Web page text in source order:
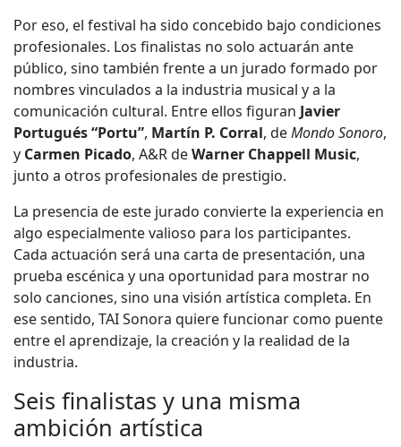
Por eso, el festival ha sido concebido bajo condiciones
profesionales. Los finalistas no solo actuarán ante
público, sino también frente a un jurado formado por
nombres vinculados a la industria musical y a la
comunicación cultural. Entre ellos figuran Javier
Portugués “Portu”, Martín P. Corral, deMondo Sonoro,
y Carmen Picado, A&R deWarner Chappell Music,
junto a otros profesionales de prestigio.
La presencia de este jurado convierte la experiencia en
algo especialmente valioso para los participantes.
Cada actuación será una carta de presentación, una
prueba escénica y una oportunidad para mostrar no
solo canciones, sino una visión artística completa. En
ese sentido, TAI Sonora quiere funcionar como puente
entre el aprendizaje, la creación y la realidad de la
industria.
Seis finalistas y una misma
ambición artística